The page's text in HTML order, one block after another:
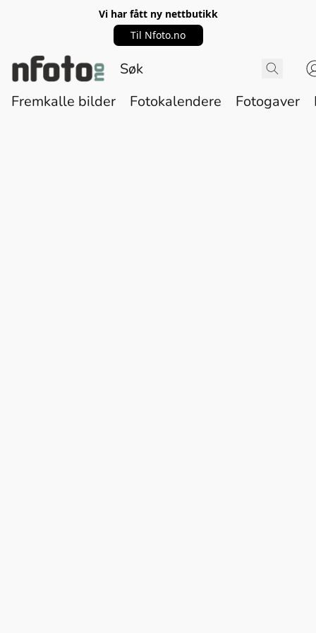
Vi har fått ny nettbutikk
Til Nfoto.no
Fremkalle bilder Fotokalendere Fotogaver